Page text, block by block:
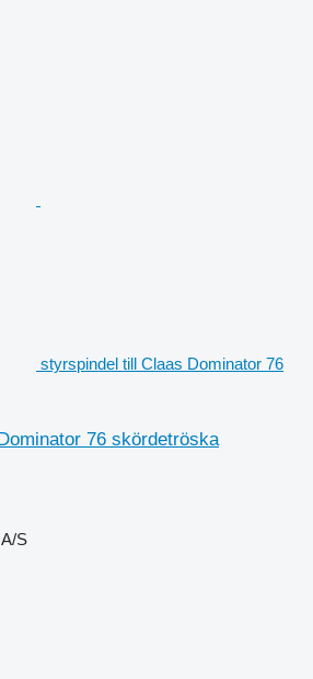
styrspindel till Claas Dominator 76
76 skördetröska
S